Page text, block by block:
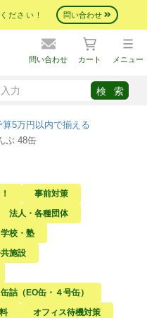
ださい！ 問い合わせ
問い合わせ カート メニュー
算5万円以内で揃える
ぶ 48缶
事前対策
法人・各種団体
学校・塾
施設
缶詰（EO缶・４号缶）
オフィス待機対策